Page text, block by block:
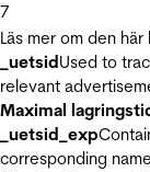
7
Läs mer om den
_uetsidUsed to
relevant
Maximal
_uetsid_exp
corresponding